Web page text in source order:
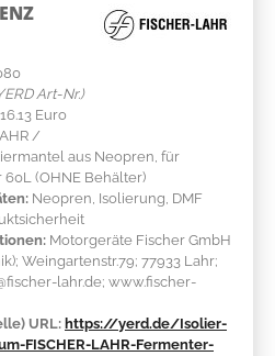
Art-Nr.)
16.13 Euro
/
aus Neopren, für
(OHNE Behälter)
Neopren, Isolierung, DMF
Motorgeräte Fischer GmbH
Weingartenstr.79; 77933 Lahr;
lahr.de; www.fischer-
URL: https://yerd.de/Isolier-
FISCHER-LAHR-Fermenter-